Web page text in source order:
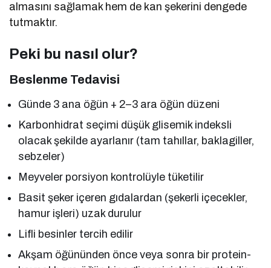
almasını sağlamak hem de kan şekerini dengede
tutmaktır.
Peki bu nasıl olur?
Beslenme Tedavisi
Günde 3 ana öğün + 2–3 ara öğün düzeni
Karbonhidrat seçimi düşük glisemik indeksli
olacak şekilde ayarlanır (tam tahıllar, baklagiller,
sebzeler)
Meyveler porsiyon kontrolüyle tüketilir
Basit şeker içeren gıdalardan (şekerli içecekler,
hamur işleri) uzak durulur
Lifli besinler tercih edilir
Akşam öğününden önce veya sonra bir protein-